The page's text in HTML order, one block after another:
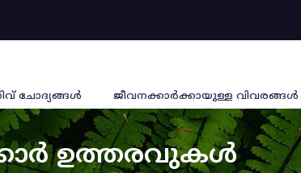
ചോദ്യങ്ങൾ ജീവനക്കാര്‍ക്കായുള്ള വിവരങ്ങള്‍
ഉത്തരവുകൾ